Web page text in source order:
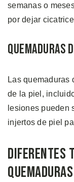
semanas o
por dejar
Quemaduras
Las quemaduras
de la piel,
lesiones pueden
injertos de piel
Diferentes
Quemaduras